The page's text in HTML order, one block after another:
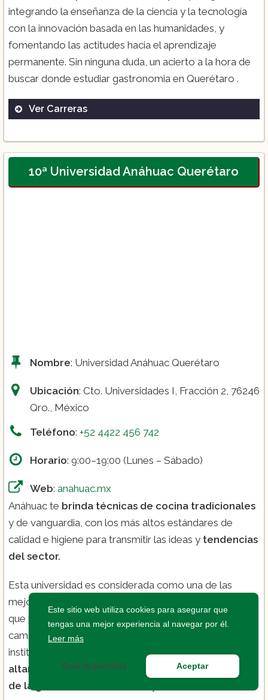
integrando la enseñanza de la ciencia y la tecnología
con la innovación basada en las humanidades, y
fomentando las actitudes hacia el aprendizaje
permanente. Sin ninguna duda, un acierto a la hora de
buscar donde estudiar gastronomia en Querétaro .
Ver Carreras
Licenciatura en Gastronomía.
10ª Universidad Anáhuac Querétaro
Nombre: Universidad Anáhuac Querétaro
Ubicación: Cto. Universidades I, Fracción 2, 76246
Qro., México
Teléfono: +52 4422 456 742
Horario: 9:00–19:00 (Lunes – Sábado)
Web: anahuac.mx
Anáhuac te brinda técnicas de cocina tradicionales
y de vanguardia, con los más altos estándares de
calidad e higiene para transmitir las ideas y tendencias
del sector.
Esta universidad es considerada como una de las
mejores escuelas de gastronomía en Querétaro ya
que promueve el aprendizaje integral de líderes en el
campo de la acción afirmativa y su desarrollo
institucional, individual y social; con losprogramas
altamente calificados para la formación en el arte
de la gastronomía
Este sitio web utiliza cookies para asegurar que
tengas una mejor experiencia al navegar por él.
Leer más
Solo requeridas Aceptar